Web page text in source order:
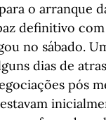
o arranque
definitivo
no sábado.
dias de
pós